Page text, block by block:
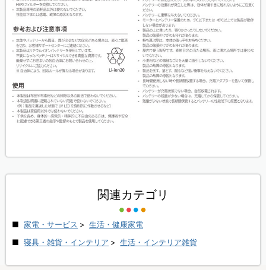
関連カテゴリ
家電・サービス > 生活・健康家電
寝具・雑貨・インテリア > 生活・インテリア雑貨